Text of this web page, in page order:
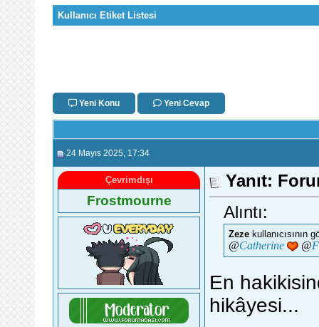
Kullanıcı Etiket Listesi
Yeni Konu Yeni Cevap
24 Mayıs 2025 , 17:34
Çevrimdışı
Frostmourne
Yanıt:
Alıntı:
Zeze kullanıcısının
@Catherine @
En
hikâyesi...